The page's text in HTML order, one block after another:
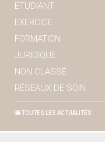
ETUDIANT
EXERCICE
FORMATION
JURIDIQUE
NON CLASSÉ
RÉSEAUX DE SOIN
TOUTES LES ACTUALITÉS